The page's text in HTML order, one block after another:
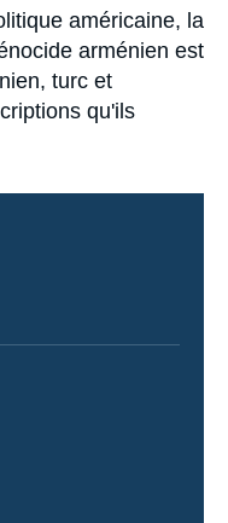
américaine, la
arménien est
turc et
qu'ils